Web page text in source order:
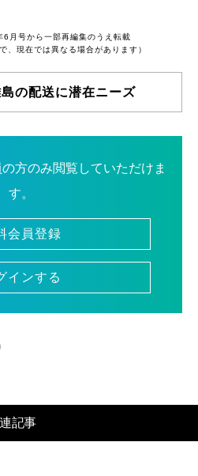
月号から一部再編集のうえ転載
、現在では異なる場合があります）
の配送に潜在ニーズ
方のみ閲覧していただけま
す。
会員登録
インする
記事